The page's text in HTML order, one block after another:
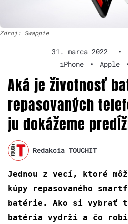
Zdroj: Swappie
31. marca 2022 •
iPhone
• Apple •
Aká je životnosť
repasovaných
ju dokážeme
Redakcia TOUCHIT
Jednou z vecí, ktoré
kúpy repasovaného
batérie. Ako si vybrať
batéria vydrží a čo